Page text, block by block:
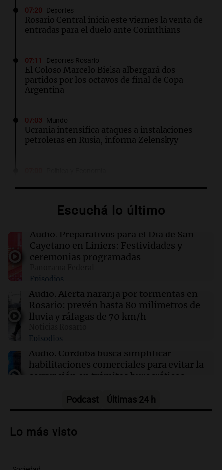
07:20 Deportes
Rosario Central inicia este viernes la venta de
entradas para el duelo ante Corinthians
07:11 Deportes Rosario
El Coloso Marcelo Bielsa albergará dos
partidos por los octavos de final de Copa
Argentina
07:03 Mundo
Ucrania intensifica ataques a instalaciones
petroleras en Rusia, informa Zelenskyy
jueves 6 de agosto
El Gobierno designó al nuevo Director del
Servicio Meteorológico Nacional
Candela Arizaga se refirió al escándalo con
Facundo Moyano: "Tengo errores como
cualquiera"
Nigeria: Presidente celebra rescate de 308
secuestrados en una operación histórica
Escuchá lo último
Audio. Preparativos para el Día de San
Cayetano en Liniers: Festividades y
ceremonias programadas
Episodios
Audio. Alerta naranja por tormentas en
Rosario: prevén hasta 80 milímetros de
lluvia y ráfagas de 70 km/h
Episodios
Audio. Córdoba busca simplificar
habilitaciones comerciales para evitar la
corrupción en trámites burocráticos
Audio.Alerta meteorológica en Córdoba:
en la provincia
Podcast Últimas 24 h
Lo más visto